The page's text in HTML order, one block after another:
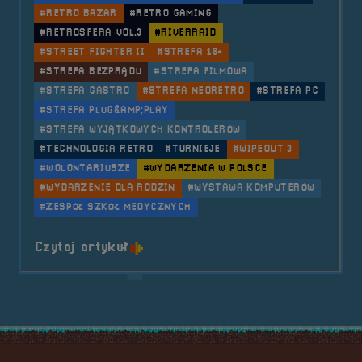
#RETRO BAZAR
#RETRO GAMING
#RETROSFERA VOL.3
#RIVERRAID
#STREET FIGHTER II
#STREFA 18+
#STREFA BEZPRĄDU
#STREFA FILMOWA
#STREFA GASTRO
#STREFA NEORETRO
#STREFA PC
#STREFA PLUG&AMP;PLAY
#STREFA WYJĄTKOWYCH KONTROLERÓW
#TECHNOLOGIA RETRO
#TURNIEJE
#WIPEOUT 3
#WOLONTARIUSZE
#WYDARZENIA W POLSCE
#WYDARZENIE DLA RODZIN
#WYSTAWA KOMPUTERÓW
#ZESPÓŁ SZKÓŁ MEDYCZNYCH
Czytaj artykuło tytule 2019.11.16 i 17 Festiwal